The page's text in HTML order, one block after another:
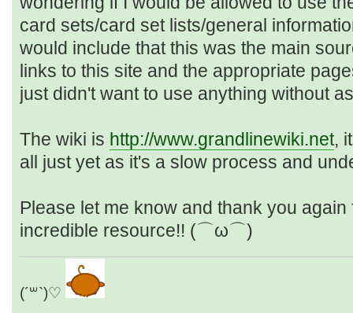
card sets/card set lists/general
would include that this was the main
links to this site and the appropriate
just didn't want to use anything without
The wiki is http://www.grandlinewiki.net,
all just yet as it's a slow process and
Please let me know and thank you
incredible resource!! (⌒ω⌒)
(´꒳`)♡